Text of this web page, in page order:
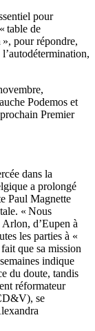
pour
table de
», pour répondre,
Podemos et
Premier
dans la
a prolongé
Paul Magnette
« Nous
d’Eupen à
les parties à «
que sa mission
indique
du doute, tandis
réformateur
se